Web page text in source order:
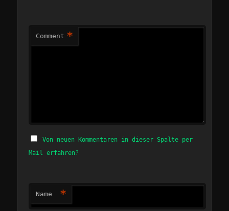
Comment *
Von neuen Kommentaren in dieser Spalte per
Mail erfahren?
Name *